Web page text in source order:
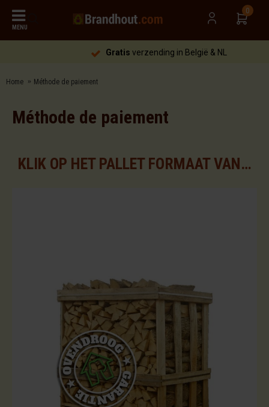
MENU
0
Gratis verzending in België & NL
Home Méthode de paiement
Méthode de paiement
KLIK OP HET PALLET FORMAAT VAN UW KEUZE VOOR DE BESCHIKBARE ASSORTIMENTEN